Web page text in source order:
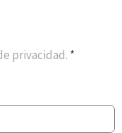
privacidad. *